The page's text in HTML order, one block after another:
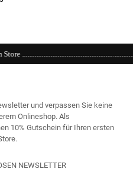
und verpassen Sie keine
Onlineshop. Als
10% Gutschein für Ihren ersten
NEWSLETTER